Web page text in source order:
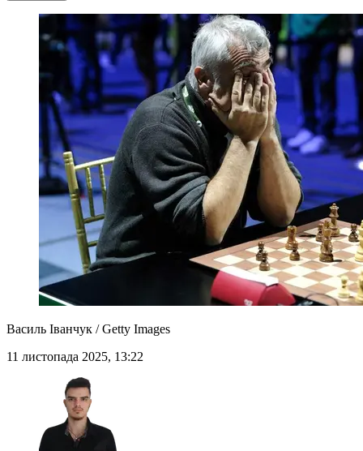
Василь Іванчук / Getty Images
11 листопада 2025, 13:22